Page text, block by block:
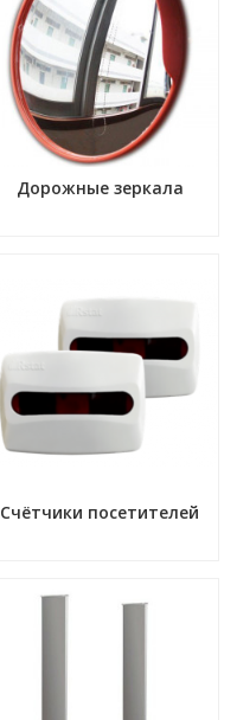
Дорожные зеркала
Счётчики посетителей